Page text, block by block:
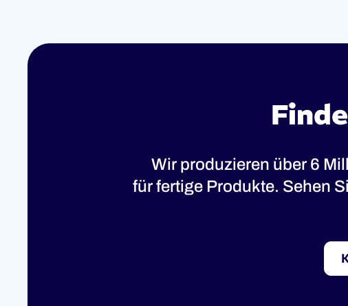
Wir produzieren über 6
für fertige Produkte. Sehen